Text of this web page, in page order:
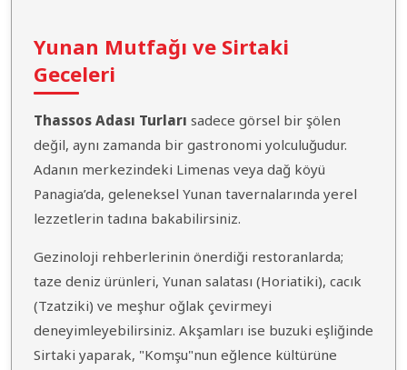
Yunan Mutfağı ve Sirtaki
Geceleri
Thassos Adası Turları sadece görsel bir şölen
değil, aynı zamanda bir gastronomi yolculuğudur.
Adanın merkezindeki Limenas veya dağ köyü
Panagia’da, geleneksel Yunan tavernalarında yerel
lezzetlerin tadına bakabilirsiniz.
Gezinoloji rehberlerinin önerdiği restoranlarda;
taze deniz ürünleri, Yunan salatası (Horiatiki), cacık
(Tzatziki) ve meşhur oğlak çevirmeyi
deneyimleyebilirsiniz. Akşamları ise buzuki eşliğinde
Sirtaki yaparak, "Komşu"nun eğlence kültürüne